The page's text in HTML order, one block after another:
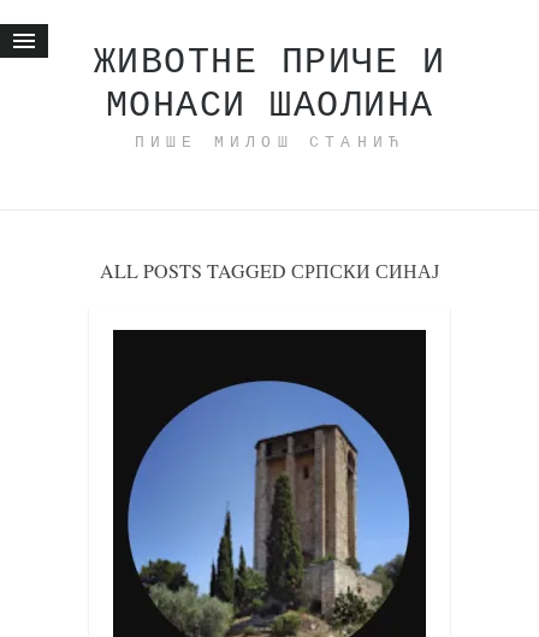
ЖИВОТНЕ ПРИЧЕ И
МОНАСИ ШАОЛИНА
ПИШЕ МИЛОШ СТАНИЋ
Животне приче
исхраном до здравља
законоправило
духовни отац
православље
забрањена историја
ALL POSTS TAGGED СРПСКИ СИНАЈ